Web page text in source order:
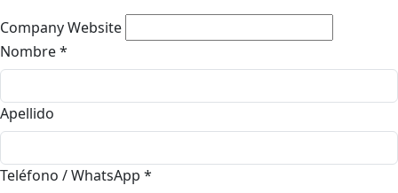
Company Website
Nombre*
Apellido
Teléfono / WhatsApp *